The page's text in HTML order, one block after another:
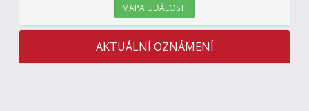
MAPA UDÁLOSTÍ
AKTUÁLNÍ OZNÁMENÍ
---